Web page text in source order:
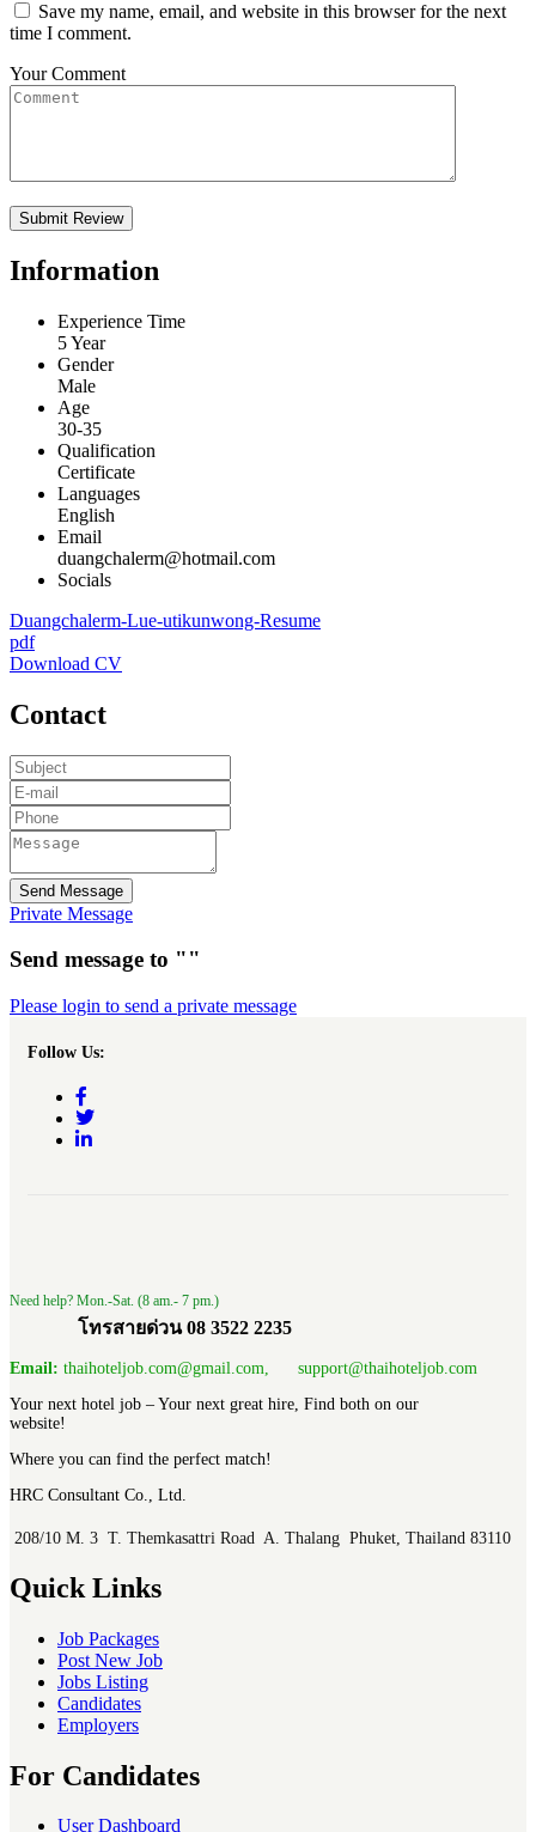
Save my name, email, and website in this browser for the next
time I comment.
Your Comment
Information
Experience Time
5 Year
Gender
Male
Age
30-35
Qualification
Certificate
Languages
English
Email
duangchalerm@hotmail.com
Socials
Duangchalerm-Lue-utikunwong-Resume
pdf
Download CV
Contact
Send Message
Private Message
Send message to ""
Please login to send a private message
Follow Us:
Need help? Mon.-Sat. (8 am.- 7 pm.)
โทรสายด่วน 08 3522 2235
Email: thaihoteljob.com@gmail.com, support@thaihoteljob.com
Your next hotel job – Your next great hire, Find both on our
website!
Where you can find the perfect match!
HRC Consultant Co., Ltd.
208/10 M. 3 T. Themkasattri Road A. Thalang Phuket, Thailand 83110
Quick Links
Job Packages
Post New Job
Jobs Listing
Candidates
Employers
For Candidates
User Dashboard